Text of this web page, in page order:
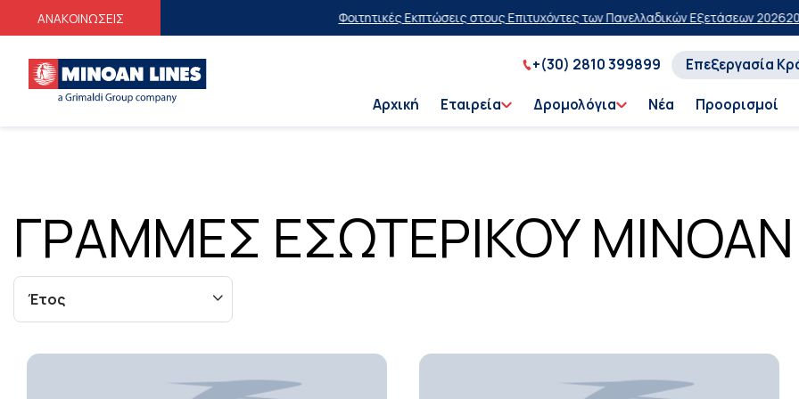
ΑΝΑΚΟΙΝΩΣΕΙΣ Φοιτητικές Εκπτώσεις στους Επιτυχόντες των Πανελλαδικών Εξετάσεων 202620% έκπτωση
+(30) 2810 399899 Επεξεργασία
Αρχική Εταιρεία Δρομολόγια Νέα Προορισμοί
ΓΡΑΜΜΕΣ ΕΣΩΤΕΡΙΚΟΥ MINOAN